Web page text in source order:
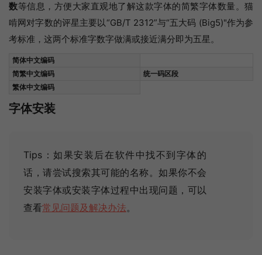
数等信息，方便大家直观地了解这款字体的简繁字体数量。猫
啃网对字数的评星主要以“GB/T 2312”与“五大码 (Big5)"作为参
考标准，这两个标准字数字做满或接近满分即为五星。
简体中文编码
简繁中文编码
统一码区段
繁体中文编码
字体安装
Tips：如果安装后在软件中找不到字体的
话，请尝试搜索其可能的名称。如果你不会
安装字体或安装字体过程中出现问题，可以
查看常见问题及解决办法。